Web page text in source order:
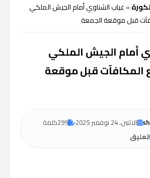
»غياب الشناوي أمام الجيش الملكي
قبل موقعة الجمعة
أمام الجيش الملكي
المكافآت قبل موقعة
الاثنين، 24 نوفمبر 2025 299كلمة
تعليق